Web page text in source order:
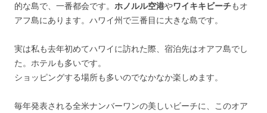
的な島で、一番都会です。 ホノルル空港やワイキキビーチもオ
アフ島にあります。ハワイ州で三番目に大きな島です。
実は私も去年初めてハワイに訪れた際、宿泊先はオアフ島でし
た。ホテルも多いです。
ショッピングする場所も多いのでなかなか楽しめます。
毎年発表される全米ナンバーワンの美しいビーチに、このオア